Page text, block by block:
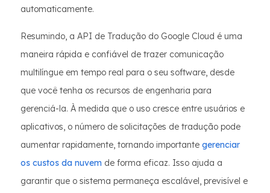
automaticamente.
Resumindo, a API de Tradução do Google Cloud é uma
maneira rápida e confiável de trazer comunicação
multilíngue em tempo real para o seu software, desde
que você tenha os recursos de engenharia para
gerenciá-la. À medida que o uso cresce entre usuários e
aplicativos, o número de solicitações de tradução pode
aumentar rapidamente, tornando importante gerenciar
os custos da nuvem de forma eficaz. Isso ajuda a
garantir que o sistema permaneça escalável, previsível e